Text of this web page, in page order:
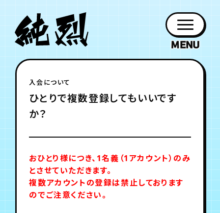
お知らせ
NEWS
日程
SCHEDULE
チケット
TICKET
紹介
PROFILE
作品
DISCOGRAPHY
日記
BLOG
グッズ
GOODS
ホーム
HOME
クラブ
会員登録 ログイン
チケット お知らせ ムービー
月会員制ファンクラブ
入会について
ひとりで複数登録してもいいです
か？
おひとり様につき、1名義（1アカウント）のみ
とさせていただきます。
複数アカウントの登録は禁止しております
のでご注意ください。